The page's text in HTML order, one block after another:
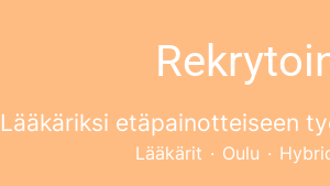
Lääkäriksi etäpainotteiseen
Lääkärit · Oulu ·